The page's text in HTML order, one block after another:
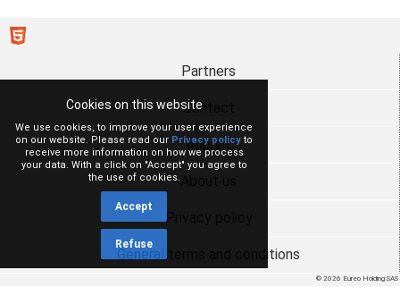
Cookies on this website
We use cookies, to improve your user experience
on our website. Please read our Privacy policy to
receive more information on how we process
your data. With a click on "Accept" you agree to
the use of cookies.
Accept
Refuse
© 2026 Eureo Holding SAS
Partners
Contact
Imprint
Privacy policy
General terms and conditions